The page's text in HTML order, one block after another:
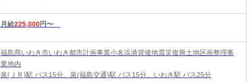
月給225,000円〜
福島県いわき市いわき都市計画事業小名浜港背後地震災復興土地区画整理事
業地内
泉(ＪＲ)駅 バス15分、泉(福島交通)駅 バス15分、いわき駅 バス25分